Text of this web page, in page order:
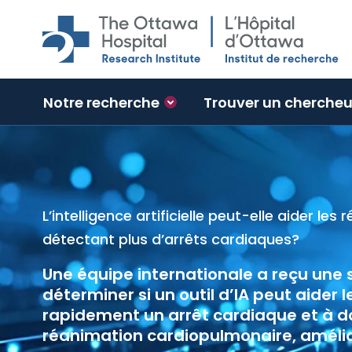
Skip to main content
Notre recherche Trouver un
L’intelligence artificielle peut-elle aider les
détectant plus d’arrêts cardiaques?
Une équipe internationale a reçu une
déterminer si un outil d’IA peut aider
rapidement un arrêt cardiaque et à
réanimation cardiopulmonaire,
Boreal
contre le
En
Un
prévenir
Selon
réduire
des
5,7 M$
troubles
En